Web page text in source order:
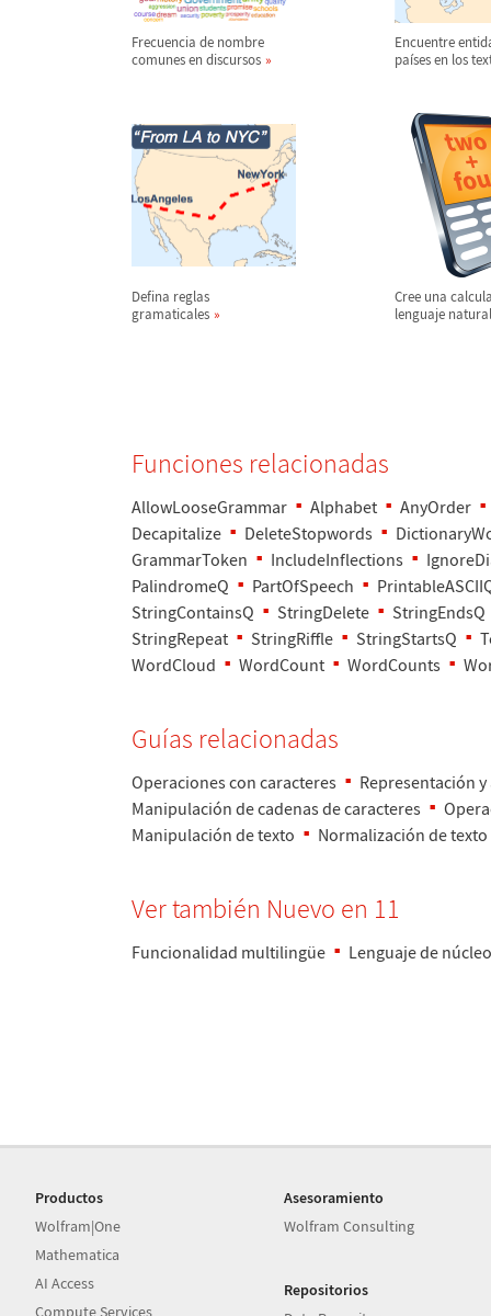
Frecuencia de nombre
comunes en discursos
Encuentre
países en los
Defina reglas
gramaticales
Cree una
lenguaje natural
Funciones relacionadas
AllowLooseGrammar Alphabet
AnyOrder
Decapitalize
DeleteStopwords
GrammarToken
IncludeInflections
PalindromeQ
PartOfSpeech
StringContainsQ
StringDelete
StringEndsQ
StringRepeat
StringRiffle StringStartsQ
WordCloud
WordCount WordCounts
Guías relacionadas
Operaciones con caracteres Representación
Manipulación de cadenas de caracteres
Manipulación de texto Normalización de texto
Ver también Nuevo en 11
Funcionalidad multilingüe Lenguaje de núcleo
Productos
Wolfram|One
Mathematica
AI Access
Compute Services
Asesoramiento
Wolfram Consulting
Repositorios